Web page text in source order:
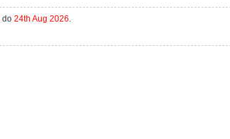
do 24th Aug 2026.